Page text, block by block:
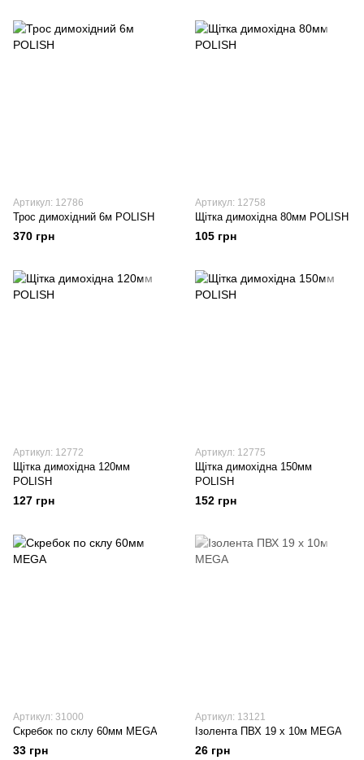
Артикул: 12786
Трос димохідний 6м POLISH
370 грн
Артикул: 12758
Щітка димохідна 80мм POLISH
105 грн
Артикул: 12772
Щітка димохідна 120мм
POLISH
127 грн
Артикул: 12775
Щітка димохідна 150мм
POLISH
152 грн
Артикул: 31000
Скребок по склу 60мм MEGA
33 грн
Артикул: 13121
Ізолента ПВХ 19 х 10м MEGA
26 грн